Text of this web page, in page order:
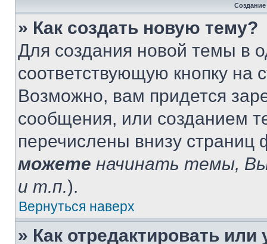
» Как создать новую тему?
Для создания новой темы в
соответствующую кнопку
Возможно, вам придется
сообщения, или созданием
перечислены внизу
можете начинать темы,
и т.п.).
Вернуться наверх
» Как отредактировать